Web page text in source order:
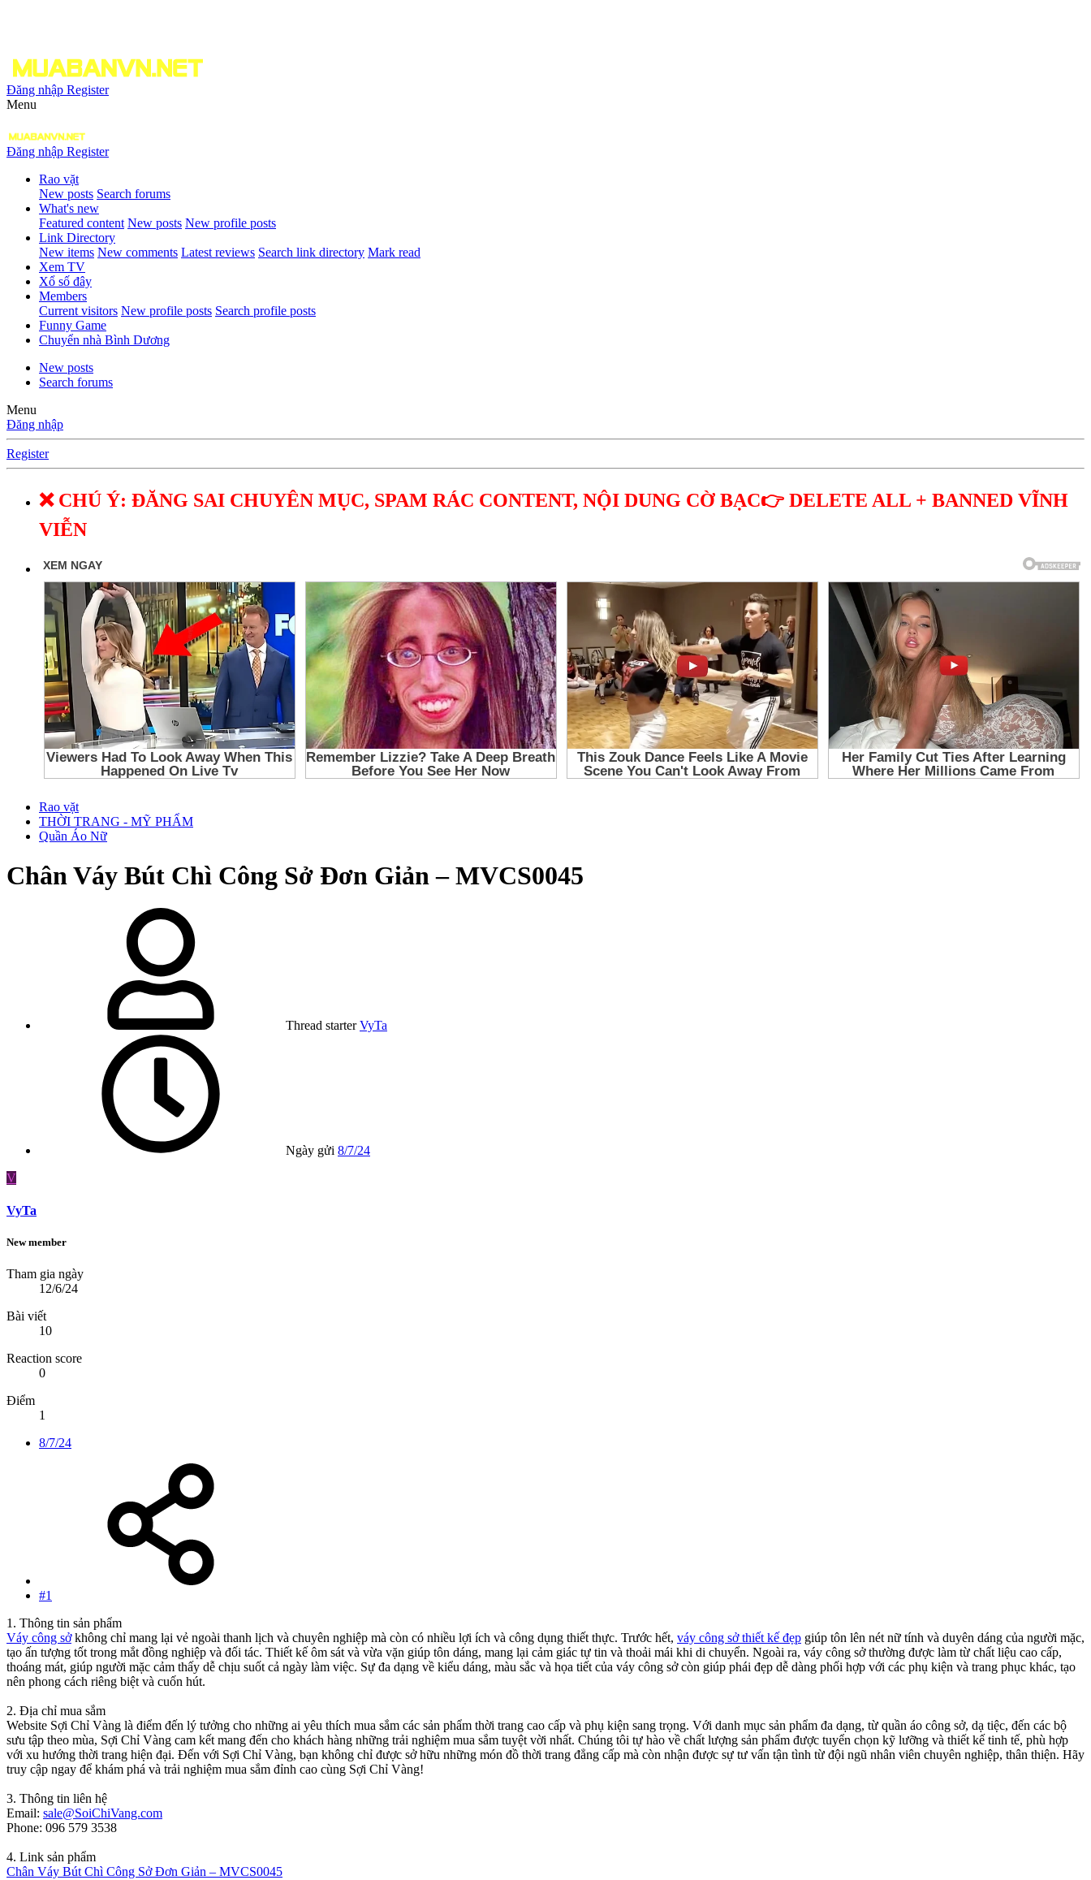
Đăng nhập Register
Menu
Đăng nhập Register
Rao vặt
New posts Search forums
What's new
Featured content New posts New profile posts
Link Directory
New items New comments Latest reviews Search link directory Mark read
Xem TV
Xổ số đây
Members
Current visitors New profile posts Search profile posts
Funny Game
Chuyển nhà Bình Dương
New posts
Search forums
Menu
Đăng nhập
Register
❌ CHÚ Ý: ĐĂNG SAI CHUYÊN MỤC, SPAM RÁC CONTENT, NỘI DUNG CỜ BẠC👉 DELETE ALL + BANNED VĨNH
VIỄN
Rao vặt
THỜI TRANG - MỸ PHẨM
Quần Áo Nữ
Chân Váy Bút Chì Công Sở Đơn Giản – MVCS0045
Thread starter VyTa
Ngày gửi 8/7/24
V
VyTa
New member
Tham gia ngày
12/6/24
Bài viết
10
Reaction score
0
Điểm
1
8/7/24
#1
1. Thông tin sản phẩm
Váy công sởkhông chỉ mang lại vẻ ngoài thanh lịch và chuyên nghiệp mà còn có nhiều lợi ích và công dụng thiết thực. Trước hết, váy công sở thiết kế đẹp giúp tôn lên nét nữ tính và duyên dáng của người mặc,
tạo ấn tượng tốt trong mắt đồng nghiệp và đối tác. Thiết kế ôm sát và vừa vặn giúp tôn dáng, mang lại cảm giác tự tin và thoải mái khi di chuyển. Ngoài ra, váy công sở thường được làm từ chất liệu cao cấp,
thoáng mát, giúp người mặc cảm thấy dễ chịu suốt cả ngày làm việc. Sự đa dạng về kiểu dáng, màu sắc và họa tiết của váy công sở còn giúp phái đẹp dễ dàng phối hợp với các phụ kiện và trang phục khác, tạo
nên phong cách riêng biệt và cuốn hút.
2. Địa chỉ mua sắm
Website Sợi Chỉ Vàng là điểm đến lý tưởng cho những ai yêu thích mua sắm các sản phẩm thời trang cao cấp và phụ kiện sang trọng. Với danh mục sản phẩm đa dạng, từ quần áo công sở, dạ tiệc, đến các bộ
sưu tập theo mùa, Sợi Chỉ Vàng cam kết mang đến cho khách hàng những trải nghiệm mua sắm tuyệt vời nhất. Chúng tôi tự hào về chất lượng sản phẩm được tuyển chọn kỹ lưỡng và thiết kế tinh tế, phù hợp
với xu hướng thời trang hiện đại. Đến với Sợi Chỉ Vàng, bạn không chỉ được sở hữu những món đồ thời trang đẳng cấp mà còn nhận được sự tư vấn tận tình từ đội ngũ nhân viên chuyên nghiệp, thân thiện. Hãy
truy cập ngay để khám phá và trải nghiệm mua sắm đỉnh cao cùng Sợi Chỉ Vàng!
3. Thông tin liên hệ
Email: sale@SoiChiVang.com
Phone: 096 579 3538
4. Link sản phẩm
Chân Váy Bút Chì Công Sở Đơn Giản – MVCS0045